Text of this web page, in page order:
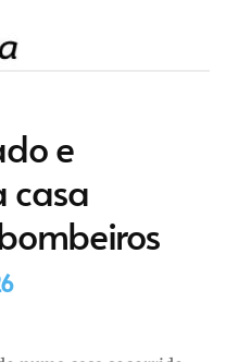
e
casa